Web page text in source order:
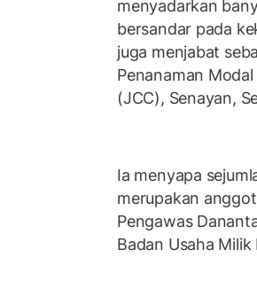
menyadarkan
bersandar pada
juga menjabat
Penanaman
(JCC), Senayan,
Ia menyapa
merupakan
Pengawas
Badan Usaha